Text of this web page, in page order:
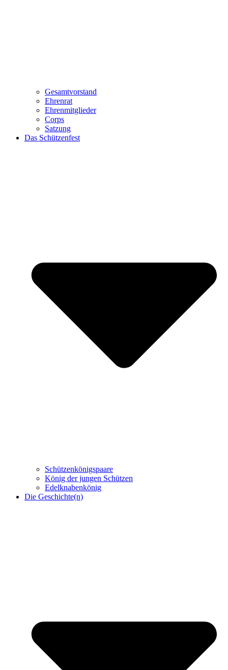
Gesamtvorstand
Ehrenrat
Ehrenmitglieder
Corps
Satzung
Das Schützenfest
Schützenkönigspaare
König der jungen Schützen
Edelknabenkönig
Die Geschichte(n)